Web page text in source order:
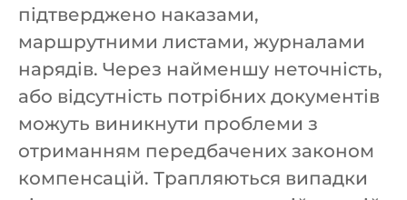
підтверджено наказами,
маршрутними листами, журналами
нарядів. Через найменшу неточність,
або відсутність потрібних документів
можуть виникнути проблеми з
отриманням передбачених законом
компенсацій. Трапляються випадки